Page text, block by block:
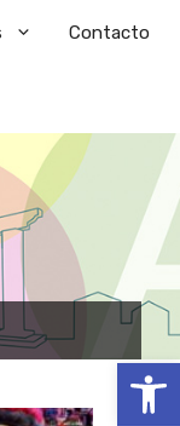
Abrir
Contacto